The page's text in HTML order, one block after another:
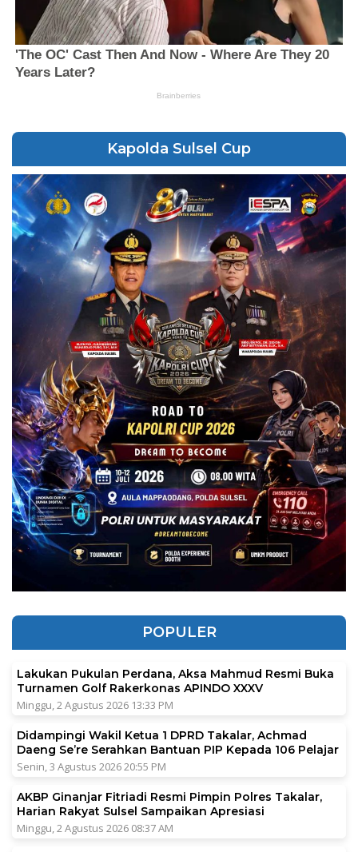
Kapolda Sulsel Cup
POPULER
Lakukan Pukulan Perdana, Aksa Mahmud Resmi Buka
Turnamen Golf Rakerkonas APINDO XXXV
Minggu, 2 Agustus 2026 13:33 PM
Didampingi Wakil Ketua 1 DPRD Takalar, Achmad
Daeng Se’re Serahkan Bantuan PIP Kepada 106 Pelajar
Senin, 3 Agustus 2026 20:55 PM
AKBP Ginanjar Fitriadi Resmi Pimpin Polres Takalar,
Harian Rakyat Sulsel Sampaikan Apresiasi
Minggu, 2 Agustus 2026 08:37 AM